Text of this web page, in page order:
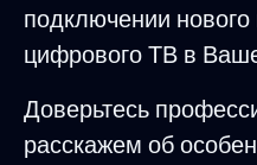
подключении нового
цифрового ТВ в
Доверьтесь
расскажем об